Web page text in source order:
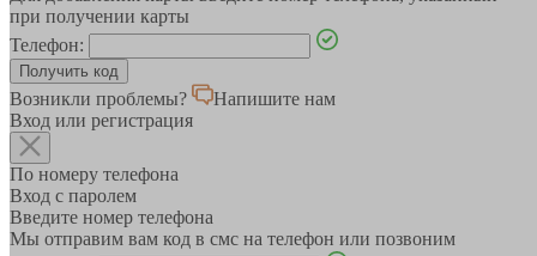
при получении карты
Телефон:
Возникли проблемы?
Напишите нам
Вход или регистрация
По номеру телефона
Вход с паролем
Введите номер телефона
Мы отправим вам код в смс на телефон или позвоним